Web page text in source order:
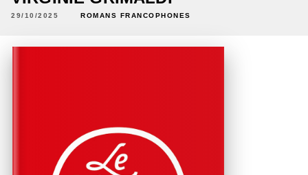
29/10/2025 ROMANS FRANCOPHONES